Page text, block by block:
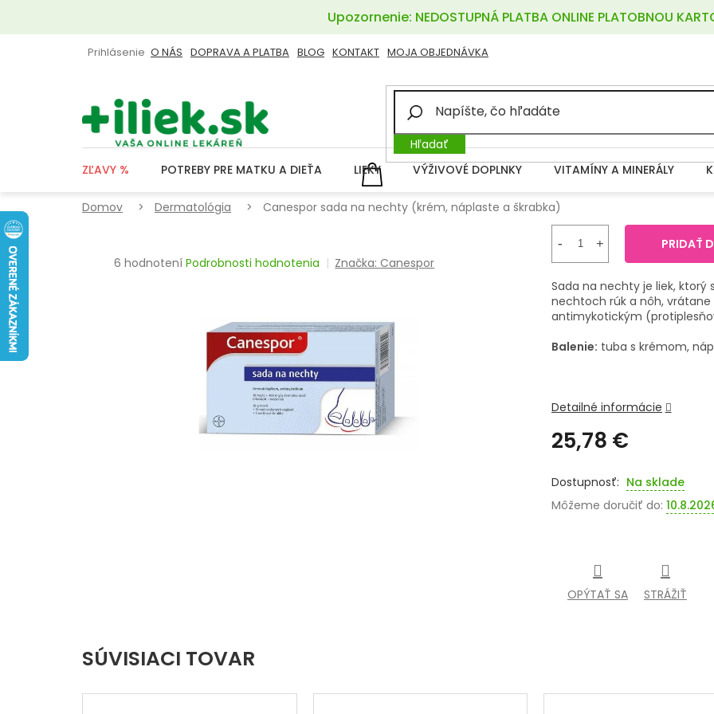
obsah
Upozornenie: NEDOSTUPNÁ PLATBA ONLINE PLATOBNOU
O NÁS DOPRAVA A PLATBA BLOG KONTAKT MOJA OBJEDNÁVKA
Prihlásenie
Hľadať
NÁKUPNÝ
KOŠÍK
ZĽAVY % POTREBY PRE MATKU A DIEŤA LIEKY VÝŽIVOVÉ DOPLNKY VITAMÍNY A MINERÁLY
Domov Dermatológia Canespor sada na nechty (krém, náplaste a škrabka)
Priemerné
6 hodnotení Podrobnosti hodnotenia Značka:Canespor
25,78 €
cena:
Na sklade
Môžeme doručiť do:
PRIDAŤ
Sada na nechty je liek,
nechtoch rúk a nôh,
antimykotickým
Balenie: tuba s krémom,
Detailné informácie
OPÝTAŤ SA STRÁŽIŤ
SÚVISIACI TOVAR